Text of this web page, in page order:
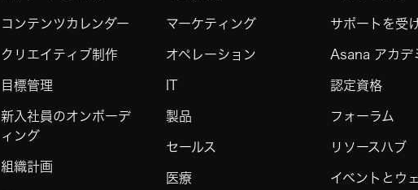
コンテンツカレンダー
クリエイティブ制作
目標管理
新入社員のオンボーデ
ィング
組織計画
マーケティング
オペレーション
IT
製品
セールス
医療
サポートを受
Asana アカデ
認定資格
フォーラム
リソースハブ
イベントとウ